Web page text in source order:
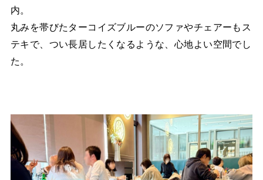
内。
丸みを帯びたターコイズブルーのソファやチェアーもス
テキで、つい長居したくなるような、心地よい空間でし
た。